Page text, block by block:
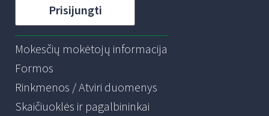
Prisijungti
Mokesčių mokėtojų informacija
Formos
Rinkmenos / Atviri duomenys
Skaičiuoklės ir pagalbininkai